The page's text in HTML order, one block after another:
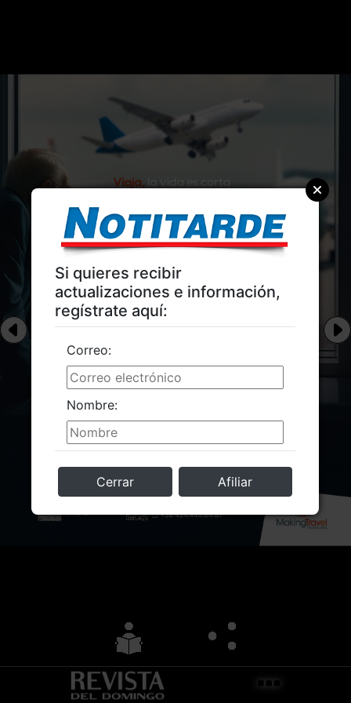
Si quieres recibir
actualizaciones e información,
regístrate aquí:
Nombre:
Correo:
Cerrar Afiliar